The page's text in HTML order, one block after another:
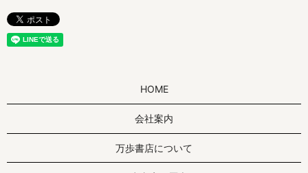
HOME
会社案内
万歩書店について